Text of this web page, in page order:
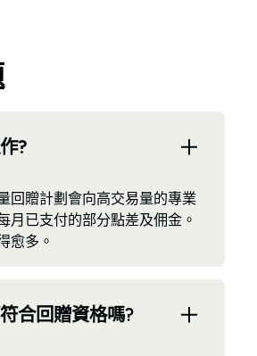
?
回贈計劃會向高交易量的專業
月已支付的部分點差及佣金。
愈多。
合回贈資格嗎?